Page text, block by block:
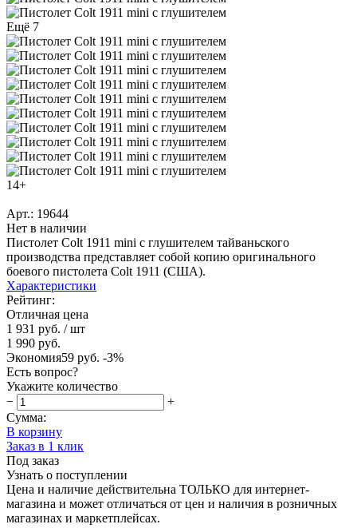
Ещё 7
14+
Арт.: 19644
Нет в наличии
Пистолет Colt 1911 mini с глушителем тайваньского
производства представляет собой копию оригинального
боевого пистолета Colt 1911 (США).
Характеристики
Рейтинг:
Отличная цена
1 931 руб. / шт
1 990 руб.
Экономия59 руб. -3%
Есть вопрос?
Укажите количество
−
+
Сумма:
В корзину
Заказ в 1 клик
Под заказ
Узнать о поступлении
Цена и наличие действительна ТОЛЬКО для интернет-
магазина и может отличаться от цен и наличия в розничных
магазинах и маркетплейсах.